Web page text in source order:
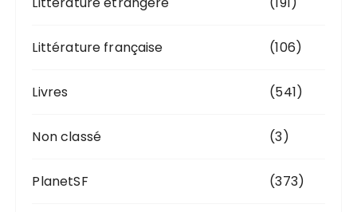
Littérature française (106)
Livres (541)
Non classé (3)
PlanetSF (373)